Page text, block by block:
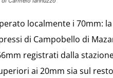
localmente i 70mm:
di Campobello di
registrati dalla
ai 20mm sia sul